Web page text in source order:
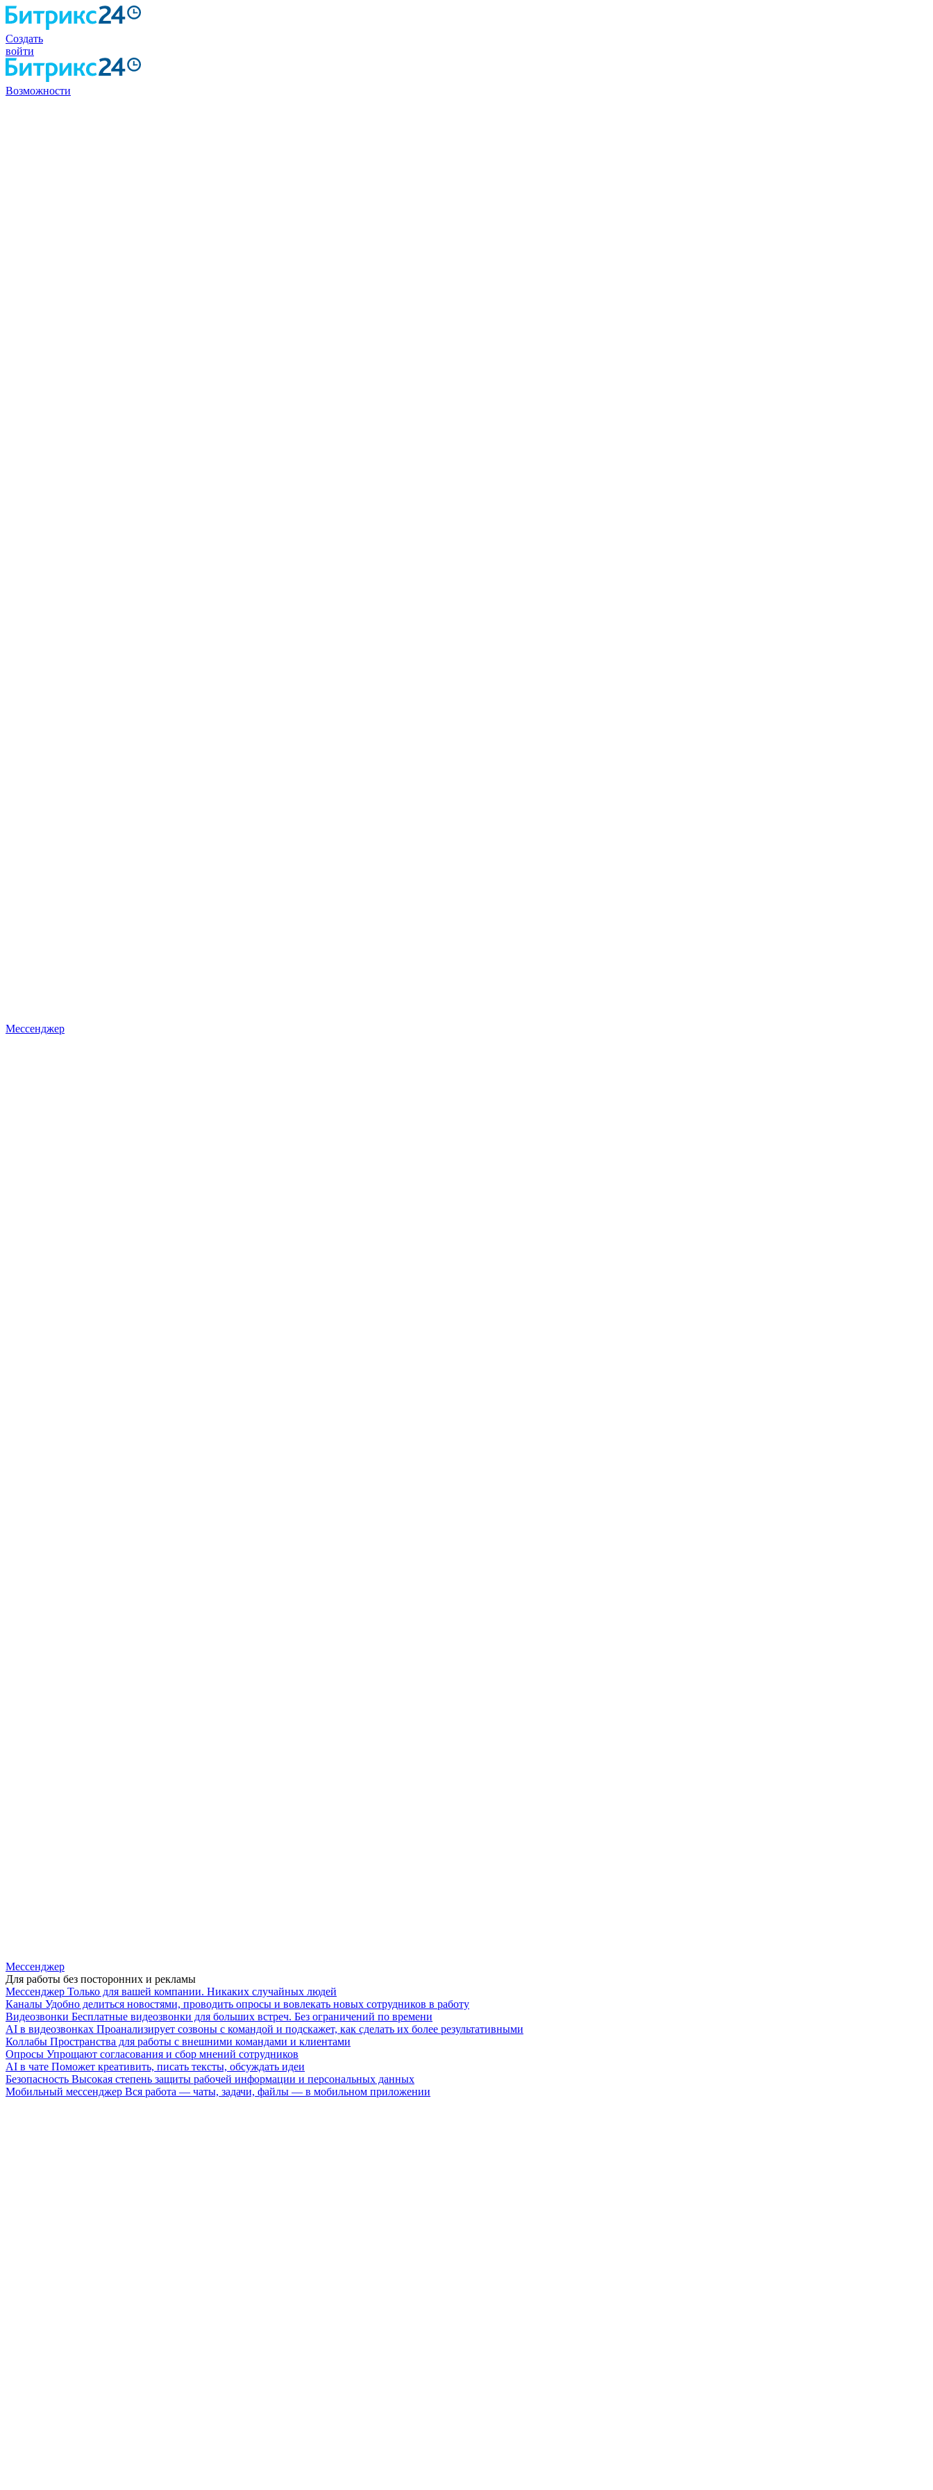
Создать
войти
Возможности
Мессенджер
Мессенджер
Для работы без посторонних и рекламы
Мессенджер Только для вашей компании. Никаких случайных людей
Каналы Удобно делиться новостями, проводить опросы и вовлекать новых сотрудников в работу
Видеозвонки Бесплатные видеозвонки для больших встреч. Без ограничений по времени
AI в видеозвонках Проанализирует созвоны с командой и подскажет, как сделать их более результативными
Коллабы Пространства для работы с внешними командами и клиентами
Опросы Упрощают согласования и сбор мнений сотрудников
AI в чате Поможет креативить, писать тексты, обсуждать идеи
Безопасность Высокая степень защиты рабочей информации и персональных данных
Мобильный мессенджер Вся работа — чаты, задачи, файлы — в мобильном приложении